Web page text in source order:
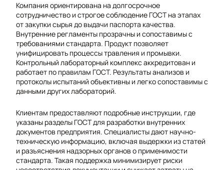
Компания ориентирована на долгосрочное
сотрудничество и строгое соблюдение ГОСТ на этапах
от закупки сырья до выдачи паспорта качества.
Внутренние регламенты прозрачны и сопоставимы с
требованиями стандарта. Продукт позволяет
унифицировать процессы травления и промывки.
Контрольный лабораторный комплекс аккредитован и
работает по правилам ГОСТ. Результаты анализов и
протоколы испытаний объективны и легко сопоставимы с
данными других лабораторий.
Клиентам предоставляют подробные инструкции, где
указаны разделы ГОСТ для разработки внутренних
документов предприятия. Специалисты дают научно-
техническую информацию, включая выдержки из статей
и разъяснения надзорных органов о применимости
стандарта. Такая поддержка минимизирует риски